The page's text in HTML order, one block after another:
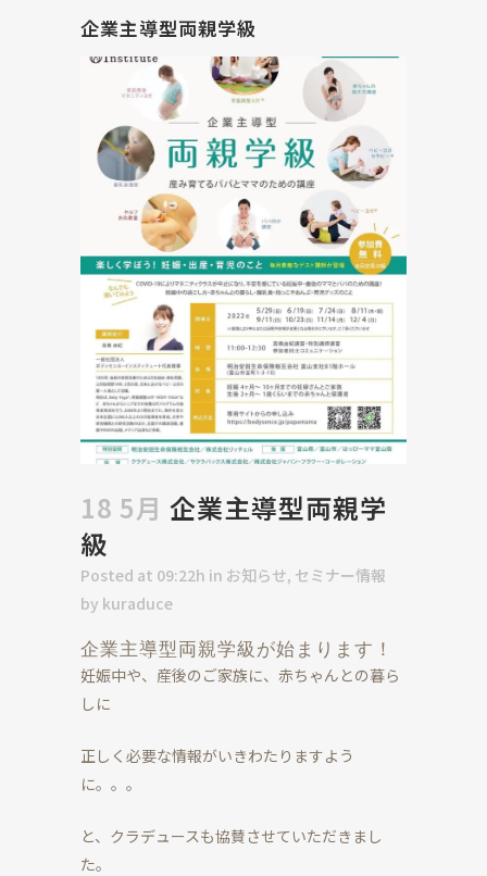
企業主導型両親学級
18 5月 企業主導型両親学
級
Posted at 09:22h in お知らせ, セミナー情報
by kuraduce
企業主導型両親学級が始まります！
妊娠中や、産後のご家族に、赤ちゃんとの暮ら
しに
正しく必要な情報がいきわたりますよう
に。。。
と、クラデュースも協賛させていただきまし
た。